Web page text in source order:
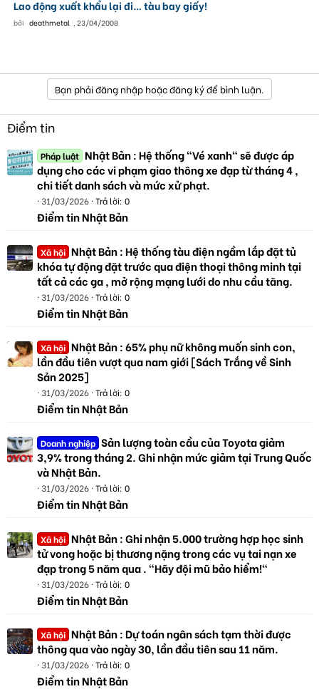
Lao động xuất khẩu lại đi… tàu bay giấy!
bởi deathmetal , 23/04/2008
Bạn phải đăng nhập hoặc đăng ký để bình luận.
Điểm tin
Pháp luật Nhật Bản : Hệ thống "Vé xanh" sẽ được áp
dụng cho các vi phạm giao thông xe đạp từ tháng 4 ,
chi tiết danh sách và mức xử phạt.
31/03/2026 Trả lời: 0
Điểm tin Nhật Bản
Xã hội Nhật Bản : Hệ thống tàu điện ngầm lắp đặt tủ
khóa tự động đặt trước qua điện thoại thông minh tại
tất cả các ga , mở rộng mạng lưới do nhu cầu tăng.
31/03/2026 Trả lời: 0
Điểm tin Nhật Bản
Xã hội Nhật Bản : 65% phụ nữ không muốn sinh con,
lần đầu tiên vượt qua nam giới [Sách Trắng về Sinh
Sản 2025]
31/03/2026 Trả lời: 0
Điểm tin Nhật Bản
Doanh nghiệp Sản lượng toàn cầu của Toyota giảm
3,9% trong tháng 2. Ghi nhận mức giảm tại Trung Quốc
và Nhật Bản.
31/03/2026 Trả lời: 0
Điểm tin Nhật Bản
Xã hội Nhật Bản : Ghi nhận 5.000 trường hợp học sinh
tử vong hoặc bị thương nặng trong các vụ tai nạn xe
đạp trong 5 năm qua . "Hãy đội mũ bảo hiểm!"
31/03/2026 Trả lời: 0
Điểm tin Nhật Bản
Xã hội Nhật Bản : Dự toán ngân sách tạm thời được
thông qua vào ngày 30, lần đầu tiên sau 11 năm.
31/03/2026 Trả lời: 0
Điểm tin Nhật Bản